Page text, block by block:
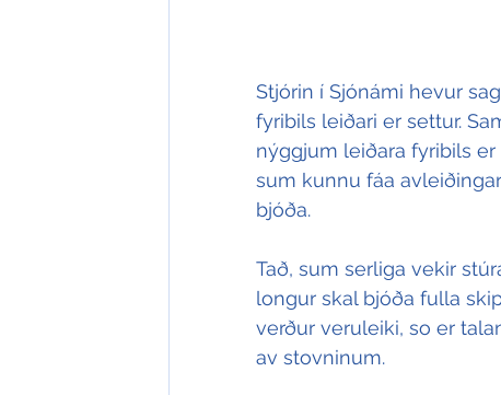
Stjórin í Sjónámi hevur
fyribils leiðari er settur.
nýggjum leiðara fyribils
sum kunnu fáa
bjóða.
Tað, sum serliga vekir
longur skal bjóða fulla
verður veruleiki, so er
av stovninum.